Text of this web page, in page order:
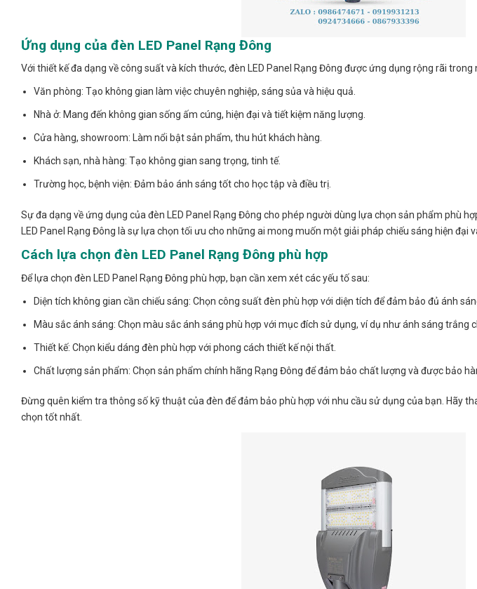
Ứng dụng của đèn LED Panel Rạng Đông
Với thiết kế đa dạng về công suất và kích thước, đèn LED Panel Rạng Đông được ứng dụng rộng rãi
Văn phòng: Tạo không gian làm việc chuyên nghiệp, sáng sủa và hiệu quả.
Nhà ở: Mang đến không gian sống ấm cúng, hiện đại và tiết kiệm năng lượng.
Cửa hàng, showroom: Làm nổi bật sản phẩm, thu hút khách hàng.
Khách sạn, nhà hàng: Tạo không gian sang trọng, tinh tế.
Trường học, bệnh viện: Đảm bảo ánh sáng tốt cho học tập và điều trị.
Sự đa dạng về ứng dụng của đèn LED Panel Rạng Đông cho phép người dùng lựa chọn sản phẩm phù
LED Panel Rạng Đông là sự lựa chọn tối ưu cho những ai mong muốn một giải pháp chiếu sáng hiện đại
Cách lựa chọn đèn LED Panel Rạng Đông phù hợp
Để lựa chọn đèn LED Panel Rạng Đông phù hợp, bạn cần xem xét các yếu tố sau:
Diện tích không gian cần chiếu sáng: Chọn công suất đèn phù hợp với diện tích để đảm bảo đủ ánh
Màu sắc ánh sáng: Chọn màu sắc ánh sáng phù hợp với mục đích sử dụng, ví dụ như ánh sáng trắng
Thiết kế: Chọn kiểu dáng đèn phù hợp với phong cách thiết kế nội thất.
Chất lượng sản phẩm: Chọn sản phẩm chính hãng Rạng Đông để đảm bảo chất lượng và được bảo
Đừng quên kiểm tra thông số kỹ thuật của đèn để đảm bảo phù hợp với nhu cầu sử dụng của bạn. Hãy
chọn tốt nhất.